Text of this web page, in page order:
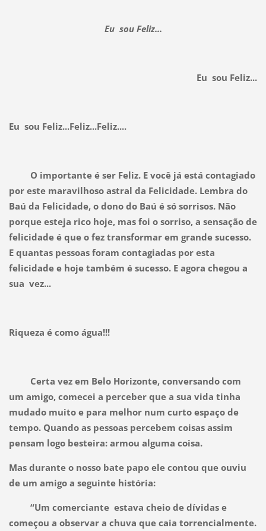
Eu sou Feliz...
Eu sou Feliz...
Eu sou Feliz...Feliz...Feliz....
O importante é ser Feliz. E você já está contagiado
por este maravilhoso astral da Felicidade. Lembra do
Baú da Felicidade, o dono do Baú é só sorrisos. Não
porque esteja rico hoje, mas foi o sorriso, a sensação de
felicidade é que o fez transformar em grande sucesso.
E quantas pessoas foram contagiadas por esta
felicidade e hoje também é sucesso. E agora chegou a
sua vez...
Riqueza é como água!!!
Certa vez em Belo Horizonte, conversando com
um amigo, comecei a perceber que a sua vida tinha
mudado muito e para melhor num curto espaço de
tempo. Quando as pessoas percebem coisas assim
pensam logo besteira: armou alguma coisa.
Mas durante o nosso bate papo ele contou que ouviu
de um amigo a seguinte história:
“Um comerciante estava cheio de dívidas e
começou a observar a chuva que caia torrencialmente.